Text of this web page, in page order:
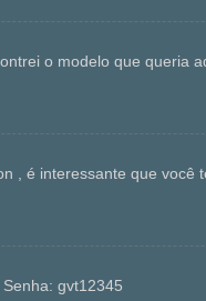
o modelo que queria
é interessante que você
Senha: gvt12345